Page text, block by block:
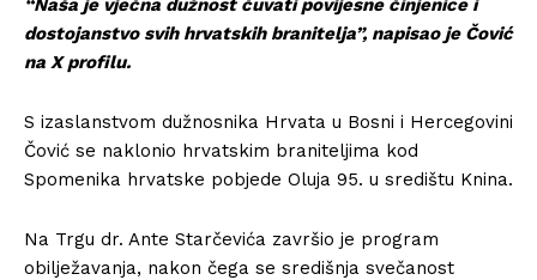
“Naša je vječna dužnost čuvati povijesne činjenice i
dostojanstvo svih hrvatskih branitelja”, napisao je Čović
na X profilu.
S izaslanstvom dužnosnika Hrvata u Bosni i Hercegovini
Čović se naklonio hrvatskim braniteljima kod
Spomenika hrvatske pobjede Oluja 95. u središtu Knina.
Na Trgu dr. Ante Starčevića završio je program
obilježavanja, nakon čega se središnja svečanost